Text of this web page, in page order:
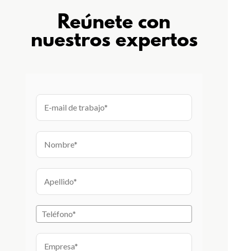
Reúnete con
nuestros expertos